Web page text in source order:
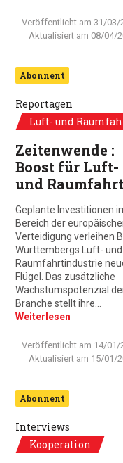
Veröffentlicht am 31/03/
Aktualisiert am 08/04/
Abonnent
Reportagen
Luft- und
Zeitenwende :
Boost für Luft-
und Raumfahrt
Geplante Investitionen
Bereich der
Verteidigung verleihen
Württembergs Luft- und
Raumfahrtindustrie
Flügel. Das zusätzliche
Wachstumspotenzial
Branche stellt ihre…
Weiterlesen
Veröffentlicht am 14/01/
Aktualisiert am 15/01/
Abonnent
Interviews
Kooperation